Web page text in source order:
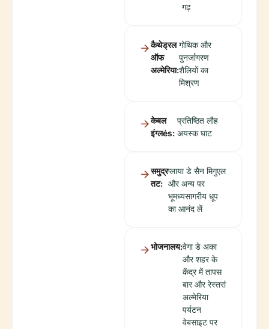
गढ़
कैथेड्रल
ऑफ
अल्मेरिया:
गोथिक और
पुनर्जागरण
शैलियों का
मिश्रण
केबल
इंग्लés:
प्रतिष्ठित लौह
अयस्क घाट
समुद्र
तट:
प्लाया डे सैन मिगुएल
और अन्य पर
भूमध्यसागरीय धूप
का आनंद लें
भोजनालय:वेगा डे अका
और शहर के
केंद्र में तापस
बार और रेस्तरां
अल्मेरिया
पर्यटन
वेबसाइट पर